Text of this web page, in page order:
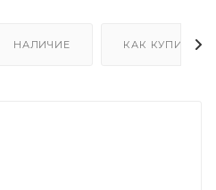
НАЛИЧИЕ КАК КУПИТЬ